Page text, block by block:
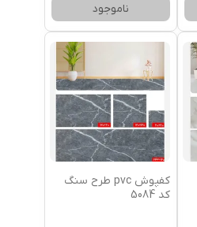
ناموجود
کفپوش pvc طرح سنگ
کد 5084